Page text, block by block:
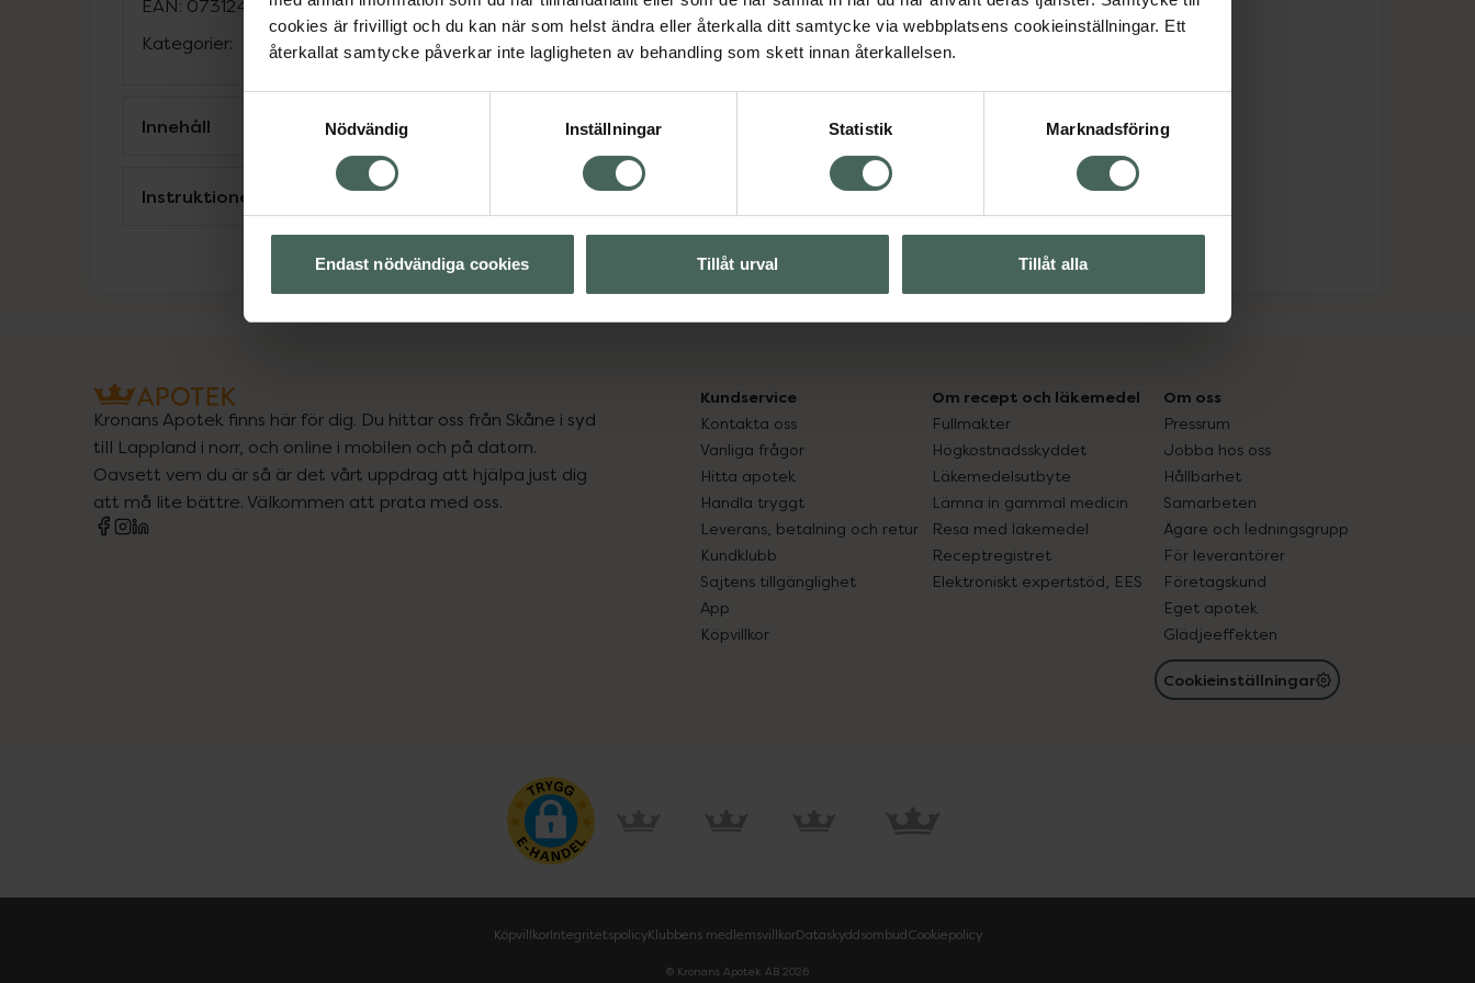
cookies är frivilligt och du kan när som helst ändra eller återkalla ditt samtycke via webbplatsens cookieinställningar. Ett
återkallat samtycke påverkar inte lagligheten av behandling som skett innan återkallelsen.
Nödvändig
Inställningar Statistik Marknadsföring
Endast nödvändiga cookies Tillåt urval Tillåt alla
EAN: 07312489980371
Kategorier:
Innehåll Visa
Instruktioner
Kronans Apotek finns här för dig. Du hittar oss från Skåne i syd
till Lappland i norr, och online i mobilen och på datorn.
Oavsett vem du är så är det vårt uppdrag att hjälpa just dig
att må lite bättre. Välkommen att prata med oss.
Kundservice
Kontakta oss
Vanliga frågor
Hitta apotek
Handla tryggt
Leverans, betalning och retur
Kundklubb
Sajtens tillgänglighet
App
Köpvillkor
Om recept och läkemedel
Fullmakter
Högkostnadsskyddet
Läkemedelsutbyte
Lämna in gammal medicin
Resa med läkemedel
Receptregistret
Elektroniskt expertstöd, EES
Om oss
Pressrum
Jobba hos oss
Hållbarhet
Samarbeten
Ägare och ledningsgrupp
För leverantörer
Företagskund
Eget apotek
Glädjeeffekten
Cookieinställningar
KöpvillkorIntegritetspolicyKlubbens medlemsvillkorDataskyddsombudCookiepolicy
© Kronans Apotek AB 2026